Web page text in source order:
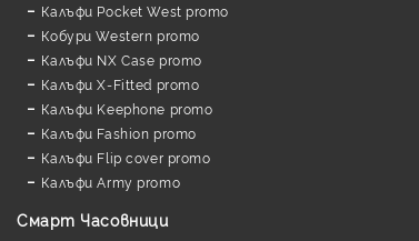
Калъфи Pocket West promo
Кобури Western promo
Калъфи NX Case promo
Калъфи X-Fitted promo
Калъфи Keephone promo
Калъфи Fashion promo
Калъфи Flip cover promo
Калъфи Army promo
Смарт Часовници